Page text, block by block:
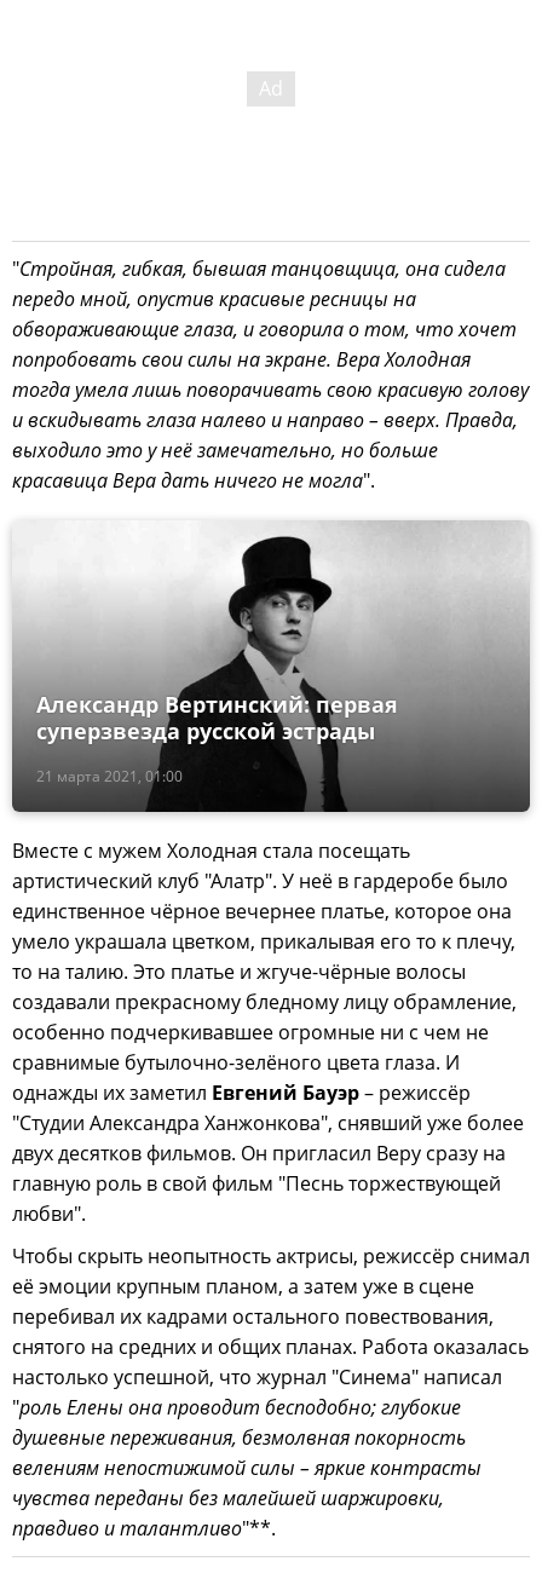
"Стройная, гибкая, бывшая танцовщица, она сидела
передо мной, опустив красивые ресницы на
обвораживающие глаза, и говорила о том, что хочет
попробовать свои силы на экране. Вера Холодная
тогда умела лишь поворачивать свою красивую голову
и вскидывать глаза налево и направо – вверх. Правда,
выходило это у неё замечательно, но больше
красавица Вера дать ничего не могла".
21 марта 2021, 01:00
Александр Вертинский: первая
суперзвезда русской эстрады
Вместе с мужем Холодная стала посещать
артистический клуб "Алатр". У неё в гардеробе было
единственное чёрное вечернее платье, которое она
умело украшала цветком, прикалывая его то к плечу,
то на талию. Это платье и жгуче-чёрные волосы
создавали прекрасному бледному лицу обрамление,
особенно подчеркивавшее огромные ни с чем не
сравнимые бутылочно-зелёного цвета глаза. И
однажды их заметил Евгений Бауэр– режиссёр
"Студии Александра Ханжонкова", снявший уже более
двух десятков фильмов. Он пригласил Веру сразу на
главную роль в свой фильм "Песнь торжествующей
любви".
Чтобы скрыть неопытность актрисы, режиссёр снимал
её эмоции крупным планом, а затем уже в сцене
перебивал их кадрами остального повествования,
снятого на средних и общих планах. Работа оказалась
настолько успешной, что журнал "Синема" написал
"роль Елены она проводит бесподобно; глубокие
душевные переживания, безмолвная покорность
велениям непостижимой силы – яркие контрасты
чувства переданы без малейшей шаржировки,
правдиво и талантливо"**.